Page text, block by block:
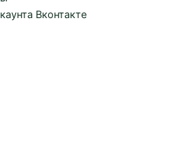
Вконтакте